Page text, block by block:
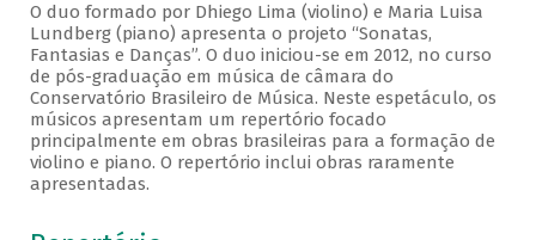
O duo formado por Dhiego Lima (violino) e Maria Luisa
Lundberg (piano) apresenta o projeto “Sonatas,
Fantasias e Danças”. O duo iniciou-se em 2012, no curso
de pós-graduação em música de câmara do
Conservatório Brasileiro de Música. Neste espetáculo, os
músicos apresentam um repertório focado
principalmente em obras brasileiras para a formação de
violino e piano. O repertório inclui obras raramente
apresentadas.